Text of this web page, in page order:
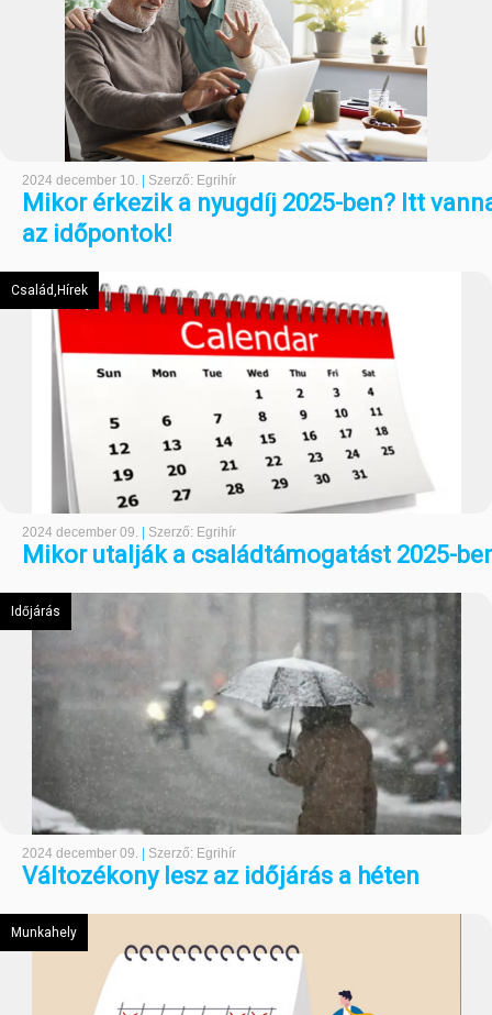
2024 december 10. | Szerző: Egrihír
Mikor érkezik a nyugdíj 2025-ben? Itt
az időpontok!
Család,Hírek
2024 december 09. | Szerző: Egrihír
Mikor utalják a családtámogatást 2025-
Időjárás
2024 december 09. | Szerző: Egrihír
Változékony lesz az időjárás a héten
Munkahely